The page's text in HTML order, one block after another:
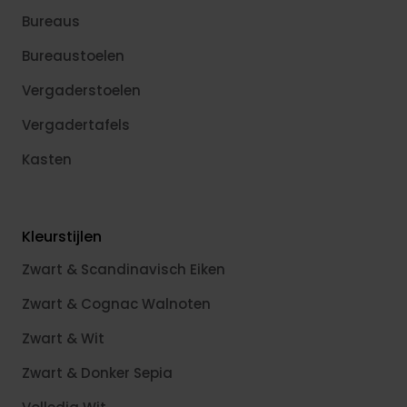
Bureaus
Bureaustoelen
Vergaderstoelen
Vergadertafels
Kasten
Kleurstijlen
Zwart & Scandinavisch Eiken
Zwart & Cognac Walnoten
Zwart & Wit
Zwart & Donker Sepia